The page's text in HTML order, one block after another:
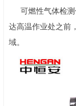
可燃性气体检测
达高温作业处之前
域。